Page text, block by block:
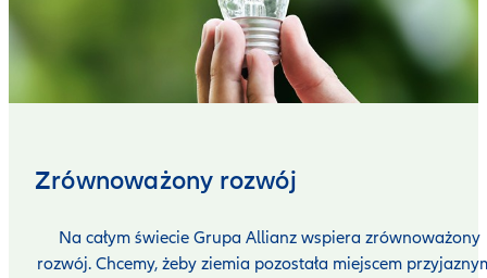
Zrównoważony rozwój
Na całym świecie Grupa Allianz wspiera zrównoważony
rozwój. Chcemy, żeby ziemia pozostała miejscem